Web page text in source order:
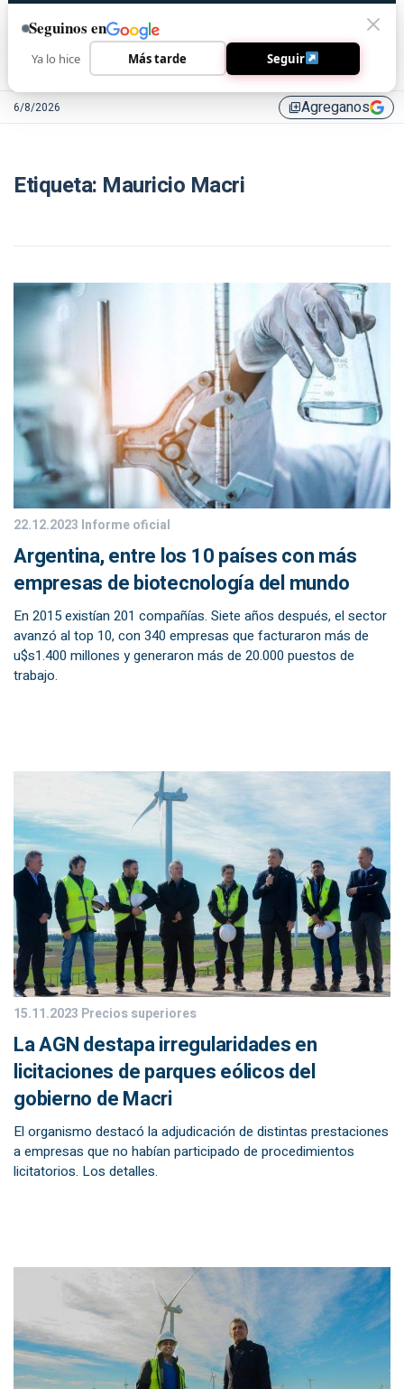
6/8/2026 library_addAgreganos
Etiqueta: Mauricio Macri
22.12.2023 Informe oficial
Argentina, entre los 10 países con más
empresas de biotecnología del mundo
En 2015 existían 201 compañías. Siete años después, el sector
avanzó al top 10, con 340 empresas que facturaron más de
u$s1.400 millones y generaron más de 20.000 puestos de
trabajo.
15.11.2023 Precios superiores
La AGN destapa irregularidades en
licitaciones de parques eólicos del
gobierno de Macri
El organismo destacó la adjudicación de distintas prestaciones
a empresas que no habían participado de procedimientos
licitatorios. Los detalles.
Seguinos en
Ya lo hice Más tarde Seguir